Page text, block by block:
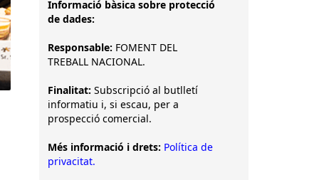
Informació bàsica sobre protecció
de dades:
Responsable: FOMENT DEL
TREBALL NACIONAL.
Finalitat: Subscripció al butlletí
informatiu i, si escau, per a
prospecció comercial.
Més informació i drets: Política de
privacitat.